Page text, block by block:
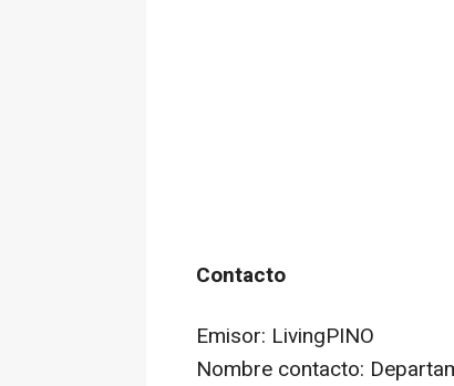
Contacto
Emisor: LivingPINO
Nombre contacto: